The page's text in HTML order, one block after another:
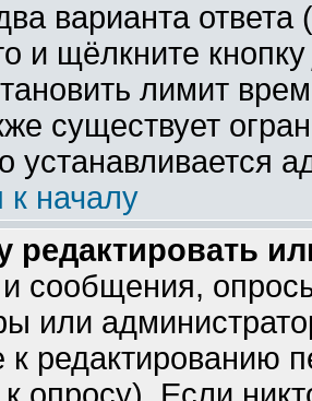
варианта ответа
и щёлкните
лимит
существует
устанавливается
к началу
редактировать
сообщения,
или
к редактированию